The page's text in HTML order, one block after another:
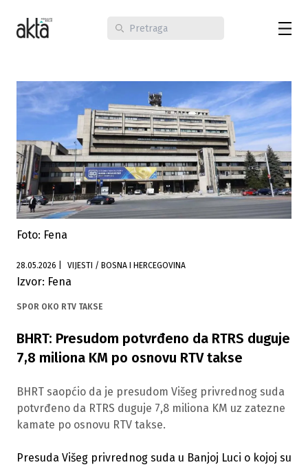
Foto: Fena
28.05.2026 VIJESTI / BOSNA I HERCEGOVINA
Izvor: Fena
SPOR OKO RTV TAKSE
BHRT: Presudom potvrđeno da RTRS duguje
7,8 miliona KM po osnovu RTV takse
BHRT saopćio da je presudom Višeg privrednog suda
potvrđeno da RTRS duguje 7,8 miliona KM uz zatezne
kamate po osnovu RTV takse.
Presuda Višeg privrednog suda u Banjoj Luci o kojoj su